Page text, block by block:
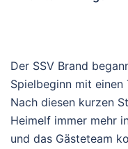
Der SSV Brand
Spielbeginn mit einen
Nach diesen kurzen
Heimelf immer mehr
und das Gästeteam